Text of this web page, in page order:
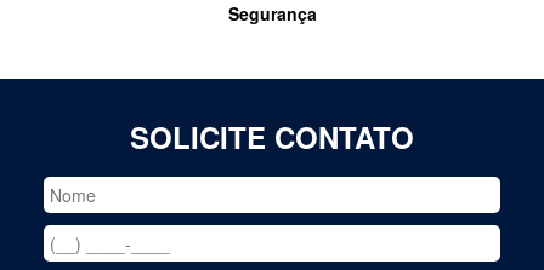
Segurança
SOLICITE CONTATO